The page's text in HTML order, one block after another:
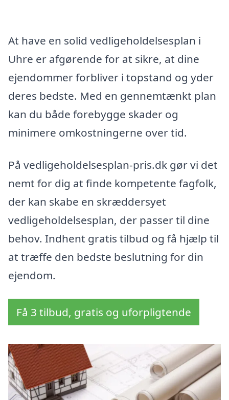
At have en solid vedligeholdelsesplan i
Uhre er afgørende for at sikre, at dine
ejendommer forbliver i topstand og yder
deres bedste. Med en gennemtænkt plan
kan du både forebygge skader og
minimere omkostningerne over tid.
På vedligeholdelsesplan-pris.dk gør vi det
nemt for dig at finde kompetente fagfolk,
der kan skabe en skræddersyet
vedligeholdelsesplan, der passer til dine
behov. Indhent gratis tilbud og få hjælp til
at træffe den bedste beslutning for din
ejendom.
Få 3 tilbud, gratis og uforpligtende